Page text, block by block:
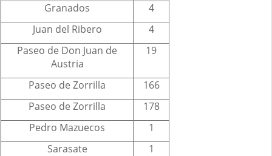
Granados
4
Juan del Ribero
4
Paseo de Don Juan de
Austria
19
Paseo de Zorrilla
166
Paseo de Zorrilla
178
Pedro Mazuecos
1
Sarasate
1